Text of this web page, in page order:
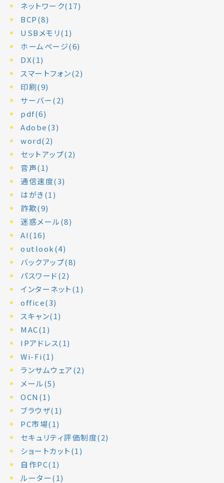
ネットワーク(17)
BCP(8)
USBメモリ(1)
ホームページ(6)
DX(1)
スマートフォン(2)
印刷(9)
サーバー(2)
pdf(6)
Adobe(3)
word(2)
セットアップ(2)
音声(1)
通信速度(3)
はがき(1)
詐欺(9)
迷惑メール(8)
AI(16)
outlook(4)
バックアップ(8)
パスワード(2)
インターネット(1)
office(3)
スキャン(1)
MAC(1)
IPアドレス(1)
Wi-Fi(1)
ランサムウェア(2)
メール(5)
OCN(1)
ブラウザ(1)
PC市場(1)
セキュリティ評価制度(2)
ショートカット(1)
自作PC(1)
ルーター(1)